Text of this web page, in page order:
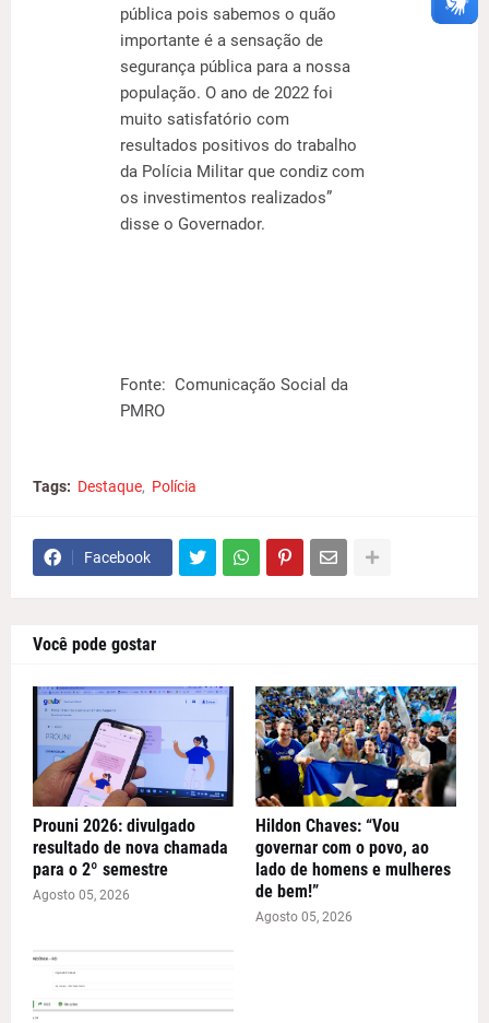
pública pois sabemos o quão
importante é a sensação de
segurança pública para a nossa
população. O ano de 2022 foi
muito satisfatório com
resultados positivos do trabalho
da Polícia Militar que condiz com
os investimentos realizados”
disse o Governador.
Fonte: Comunicação Social da
PMRO
Tags: Destaque Polícia
Facebook
Você pode gostar
Prouni 2026: divulgado
resultado de nova chamada
para o 2º semestre
Agosto 05, 2026
Hildon Chaves: “Vou
governar com o povo, ao
lado de homens e mulheres
de bem!”
Agosto 05, 2026